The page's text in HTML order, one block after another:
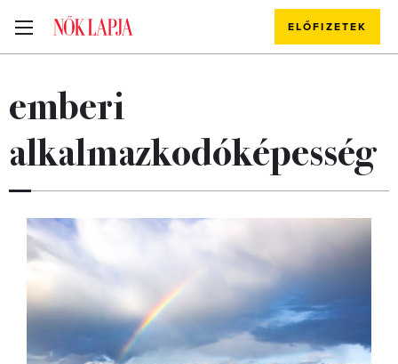
ELŐFIZETEK
emberi
alkalmazkodóképesség